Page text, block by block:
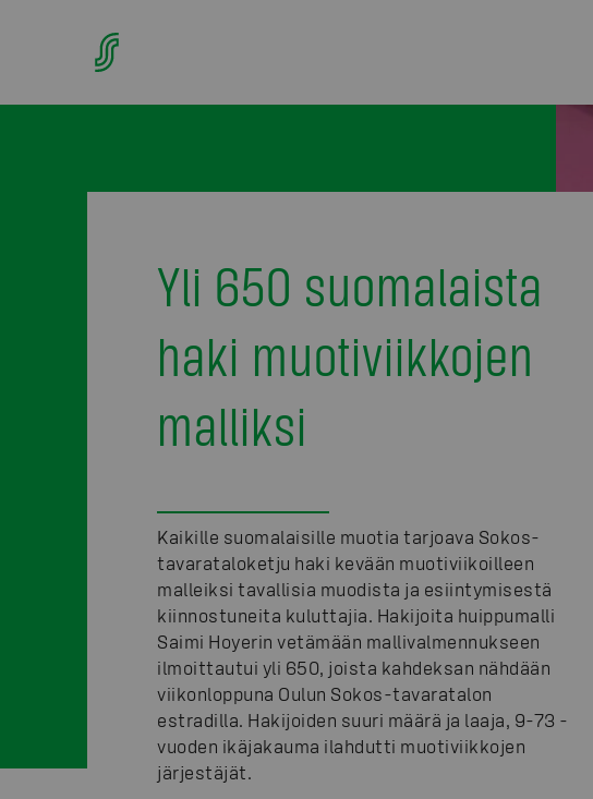
Yli 650 suomalaista
haki muotiviikkojen
malliksi
Kaikille suomalaisille muotia tarjoava Sokos-
tavarataloketju haki kevään muotiviikoilleen
malleiksi tavallisia muodista ja esiintymisestä
kiinnostuneita kuluttajia. Hakijoita huippumalli
Saimi Hoyerin vetämään mallivalmennukseen
ilmoittautui yli 650, joista kahdeksan nähdään
viikonloppuna Oulun Sokos-tavaratalon
estradilla. Hakijoiden suuri määrä ja laaja, 9-73 -
vuoden ikäjakauma ilahdutti muotiviikkojen
järjestäjät.